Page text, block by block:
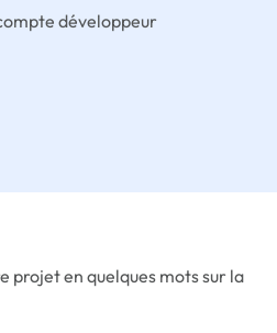
développeur
projet en quelques mots sur la